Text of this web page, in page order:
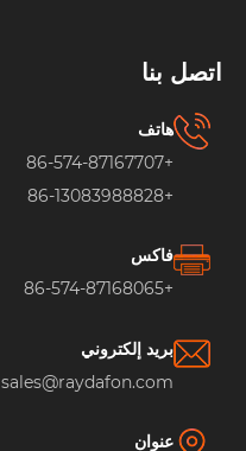
اتصل بنا
هاتف
+86-574-87167707
+86-13083988828
فاكس
+86-574-87168065
بريد إلكتروني
sales@raydafon.com
عنوان